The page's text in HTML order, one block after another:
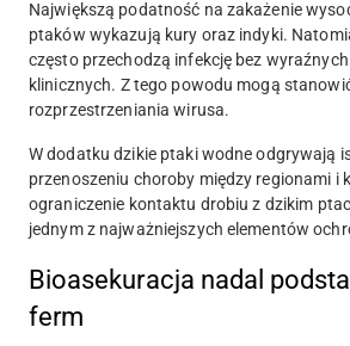
Największą podatność na zakażenie
ptaków wykazują kury oraz indyki.
często przechodzą infekcję bez
klinicznych. Z tego powodu mogą
rozprzestrzeniania wirusa.
W dodatku dzikie ptaki wodne odgrywają
przenoszeniu choroby między regionami i
ograniczenie kontaktu drobiu z dzikim
jednym z najważniejszych elementów
Bioasekuracja nadal
ferm